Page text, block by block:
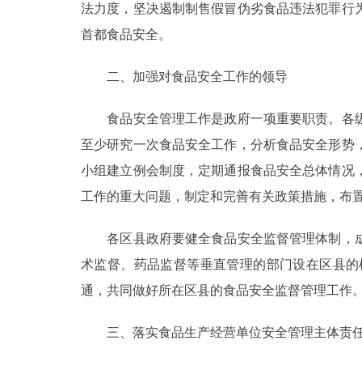
参与调查
走进北京
北京概况
绿色北京
多语种
ENGLISH
法力度，坚决遏制制售假冒伪劣食品违法犯罪
首都食品安全。
二、加强对食品安全工作的领导
食品安全管理工作是政府一项重要职责。各
至少研究一次食品安全工作，分析食品安全形
小组建立例会制度，定期通报食品安全总体情
工作的重大问题，制定和完善有关政策措施，布
各区县政府要健全食品安全监督管理体制，
术监督、药品监督等垂直管理的部门设在区县
通，共同做好所在区县的食品安全监督管理工作
三、落实食品生产经营单位安全管理主体责